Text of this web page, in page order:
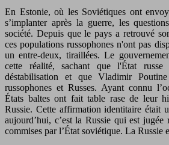
En Estonie, où les Soviétiques ont
s’implanter après la guerre, les
société. Depuis que le pays a retrouvé
ces populations russophones n'ont pas
un entre-deux, tiraillées. Le
cette réalité, sachant que l'État
déstabilisation et que Vladimir
russophones et Russes. Ayant connu
États baltes ont fait table rase de leur
Russie. Cette affirmation identitaire était
aujourd’hui, c’est la Russie qui est jugée
commises par l’État soviétique. La Russie